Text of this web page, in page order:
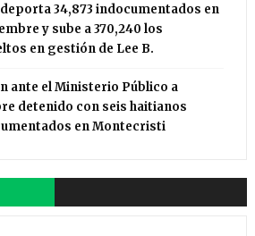
34,873 indocumentados en
y sube a 370,240 los
en gestión de Lee B.
ante el Ministerio Público a
detenido con seis haitianos
en Montecristi